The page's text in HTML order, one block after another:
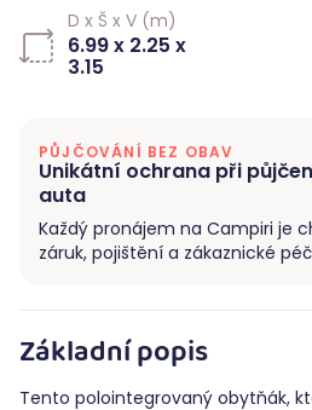
D x Š x V (m)
6.99 x 2.25 x
3.15
PŮJČOVÁNÍ BEZ OBAV
Unikátní ochrana při
auta
Každý pronájem na Campiri je
záruk, pojištění a zákaznické
Základní popis
Tento polointegrovaný obytňák,